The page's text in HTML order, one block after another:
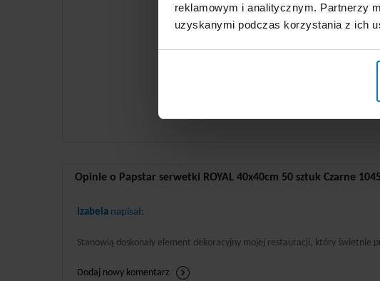
reklamowym i analitycznym. Partnerzy
uzyskanymi podczas korzystania z ich
Opinie o Papstar serwetki ROYAL 40x40cm 50 sztuk Czarne
Izabela napisał:
Stanowią doskonały element dekoracyjny mojej restauracji, który świetnie
Dodaj nowy komentarz